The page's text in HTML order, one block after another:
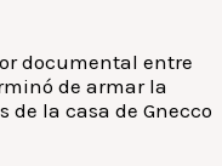
documental entre
de armar la
la casa de Gnecco